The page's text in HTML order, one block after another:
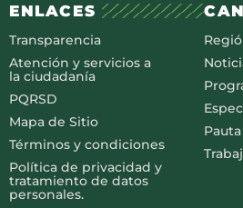
ENLACES
Transparencia
Atención y servicios a
la ciudadanía
PQRSD
Mapa de Sitio
Términos y condiciones
Política de privacidad y
tratamiento de datos
personales.